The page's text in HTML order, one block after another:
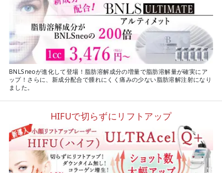
BNLSneoが進化して登場！脂肪溶解成分の増量で脂肪溶解量が確実にア
ップ！さらに、新成分配合で腫れにくく痛みの少ない脂肪溶解注射になり
ました。
HIFUで切らずにリフトアップ